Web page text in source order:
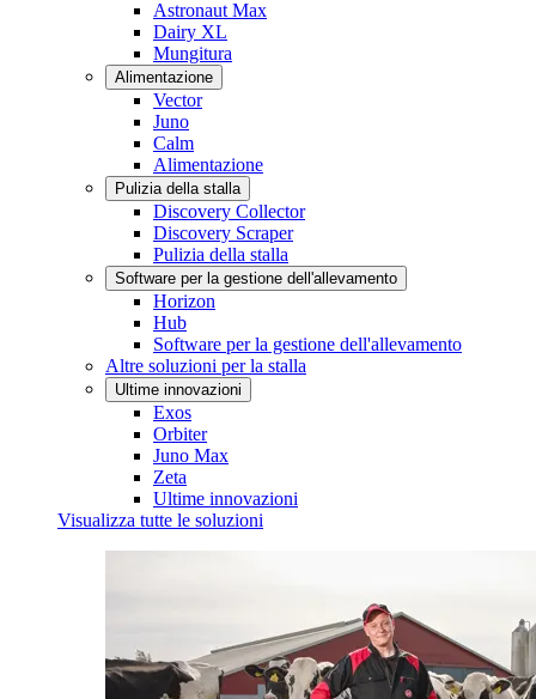
Astronaut Max
Dairy XL
Mungitura
Alimentazione
Vector
Juno
Calm
Alimentazione
Pulizia della stalla
Discovery Collector
Discovery Scraper
Pulizia della stalla
Software per la gestione dell'allevamento
Horizon
Hub
Software per la gestione dell'allevamento
Altre soluzioni per la stalla
Ultime innovazioni
Exos
Orbiter
Juno Max
Zeta
Ultime innovazioni
Visualizza tutte le soluzioni